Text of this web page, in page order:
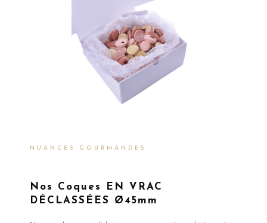
NUANCES GOURMANDES
Nos Coques EN VRAC
DÉCLASSÉES Ø45mm